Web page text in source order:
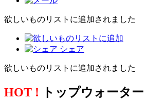
欲しいものリストに追加されました
シェア
欲しいものリストに追加されました
HOT ! トップウォータ